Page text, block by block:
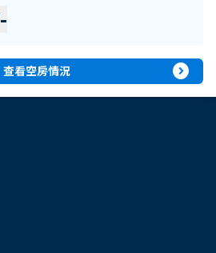
-
查看空房情況 expand_circle_right